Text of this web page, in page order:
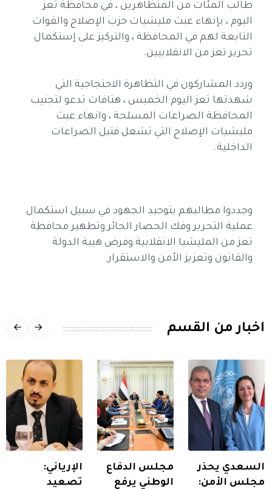
طالب المئات من المتظاهرين ، في محافظة تعز
اليوم ، بإنهاء عبث مليشيات حزب الإصلاح والقوات
التابعة لهم في المحافظة ، والتركيز على إستكمال
تحرير تعز من الانقلابيين.
وردد المشاركون في التظاهرة الاحتجاجية التي
شهدتها تعز اليوم الخميس ، هتافات تدعو لتجنيب
المحافظة الصراعات المسلحة ، وانهاء عبث
مليشيات الإصلاح التي تشعل فتيل الصراعات
الداخلية.
وجددوا مطالبهم بتوحيد الجهود في سبيل استكمال
عملية التحرير وفك الحصار الجائر وتطهير محافظة
تعز من المليشيا الانقلابية وفرض هيبة الدولة
والقانون وتعزيز الأمن والاستقرار.
اخبار من القسم
السعدي يحذر
مجلس الأمن:
مجلس الدفاع
الوطني يرفع
الإرياني:
تصعيد